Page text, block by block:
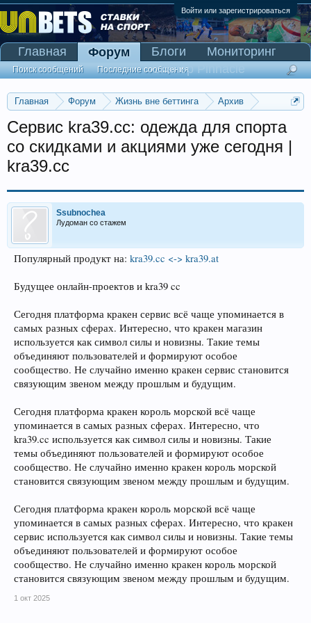
Войти или зарегистрироваться
Главная Форум Жизнь вне беттинга
Архив
Сервис kra39.cc: одежда для спорта
со скидками и акциями уже сегодня |
kra39.cc
Ssubnochea
Лудоман со стажем
Популярный продукт на: kra39.cc <-> kra39.at
Будущее онлайн-проектов и kra39 cc
Сегодня платформа кракен сервис всё чаще упоминается в
самых разных сферах. Интересно, что кракен магазин
используется как символ силы и новизны. Такие темы
объединяют пользователей и формируют особое
сообщество. Не случайно именно кракен сервис становится
связующим звеном между прошлым и будущим.
Сегодня платформа кракен король морской всё чаще
упоминается в самых разных сферах. Интересно, что
kra39.cc используется как символ силы и новизны. Такие
темы объединяют пользователей и формируют особое
сообщество. Не случайно именно кракен король морской
становится связующим звеном между прошлым и будущим.
Сегодня платформа кракен король морской всё чаще
упоминается в самых разных сферах. Интересно, что кракен
сервис используется как символ силы и новизны. Такие темы
объединяют пользователей и формируют особое
сообщество. Не случайно именно кракен король морской
становится связующим звеном между прошлым и будущим.
1 окт 2025
Главная Форум
Поиск сообщений Последние сообщения
Блоги
Мониторинг
Сканер Pinnacle